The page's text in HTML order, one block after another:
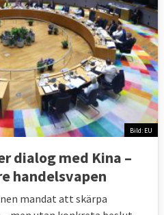
Bild: EU
dialog med Kina –
handelsvapen
mandat att skärpa